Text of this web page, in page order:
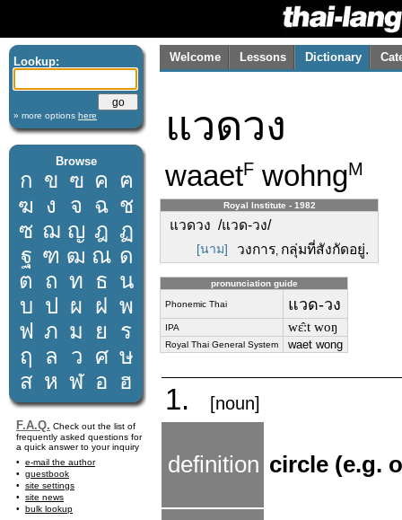
Lookup:
» more options here
Browse
ก ข ฃ ค ฅ
ฆ ง จ ฉ ช
ซ ฌ ญ ฎ ฏ
ฐ ฑ ฒ ณ ด
ต ถ ท ธ น
บ ป ผ ฝ พ
ฟ ภ ม ย
ร
ฤ
ล ว ศ ษ
ส ห ฬ อ ฮ
F.A.Q. Check out the list of
frequently asked questions for
a quick answer to your inquiry
e-mail the author
guestbook
site settings
site news
bulk lookup
Welcome Lessons Dictionary
แวดวง
waaetF wohngM
Royal Institute - 1982
แวดวง /แวด-วง/
[นาม] วงการ, กลุ่มที่สังกัดอยู่.
pronunciation guide
Phonemic Thai แวด-วง
IPA wɛ̂ːt woŋ
Royal Thai General System waet wong
1. [noun]
definition circle (e.g.